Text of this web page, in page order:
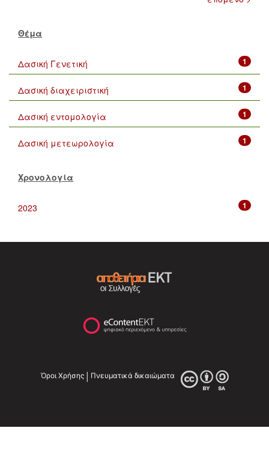
Θέμα
1
Δασική Γενετική
1
Δασική διαχειριστική
1
Δασική εντομολογία
1
Δασική μετεωρολογία
Χρονολογία
1
2023